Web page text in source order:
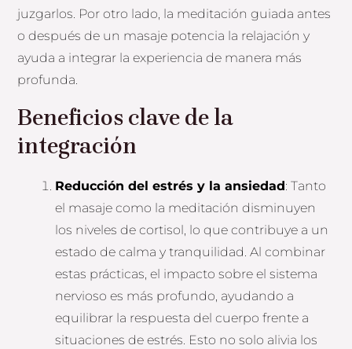
juzgarlos. Por otro lado, la meditación guiada antes
o después de un masaje potencia la relajación y
ayuda a integrar la experiencia de manera más
profunda.
Beneficios clave de la
integración
Reducción del estrés y la ansiedad: Tanto
el masaje como la meditación disminuyen
los niveles de cortisol, lo que contribuye a un
estado de calma y tranquilidad. Al combinar
estas prácticas, el impacto sobre el sistema
nervioso es más profundo, ayudando a
equilibrar la respuesta del cuerpo frente a
situaciones de estrés. Esto no solo alivia los